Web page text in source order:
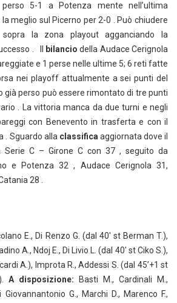
perso 5-1 a Potenza mente nell’ultima
meglio sul Picerno per 2-0 . Può chiudere
la zona playout agganciando la
. Il
bilancio della Audace Cerignola
e 1 perse nelle ultime 5; 6 reti fatte
nei playoff attualmente a sei punti del
già perso può essere rimontato di tre punti
. La vittoria manca da due turni e negli
con Benevento in trasferta e con il
. Sguardo alla classificaaggiornata dove il
Serie C – Girone C con 37 , seguito da
e Potenza 32 , Audace Cerignola 31,
28 .
E., Di Renzo G. (dal 40′ st Berman T.),
A., Ndoj E., Di Livio L. (dal 40′ st Ciko S.),
A.), Improta R., Addessi S. (dal 45’+1 st
A disposizione: Basti M., Cardinali M.,
Giovannantonio G., Marchi D., Marenco F.,